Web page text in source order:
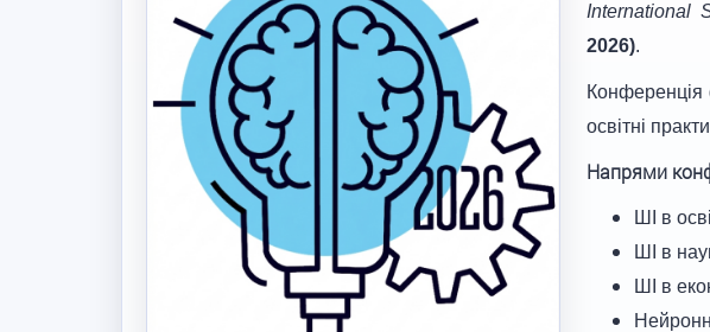
International
2026).
Конференція
освітні
Напрями
ШІ в
ШІ в
ШІ в